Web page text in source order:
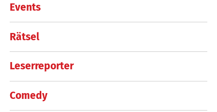
Events
Rätsel
Leserreporter
Comedy